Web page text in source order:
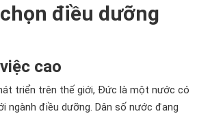
điều dưỡng
cao
triển trên thế giới, Đức là một nước có
ngành điều dưỡng. Dân số nước đang